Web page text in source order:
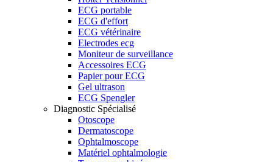
ECG portable
ECG d'effort
ECG vétérinaire
Electrodes ecg
Moniteur de surveillance
Accessoires ECG
Papier pour ECG
Gel ultrason
ECG Spengler
Diagnostic Spécialisé
Otoscope
Dermatoscope
Ophtalmoscope
Matériel ophtalmologie